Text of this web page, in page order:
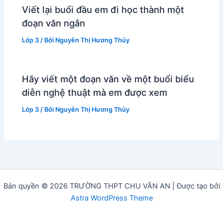
Viết lại buổi đầu em đi học thành một
đoạn văn ngắn
Lớp 3 / Bởi Nguyễn Thị Hương Thủy
Hãy viết một đoạn văn về một buổi biểu
diễn nghệ thuật mà em được xem
Lớp 3 / Bởi Nguyễn Thị Hương Thủy
Bản quyền © 2026 TRƯỜNG THPT CHU VĂN AN | Được tạo bởi
Astra WordPress Theme